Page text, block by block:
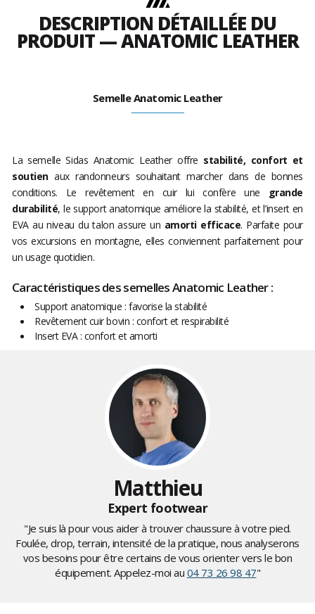
DESCRIPTION DÉTAILLÉE DU
PRODUIT — ANATOMIC LEATHER
Semelle Anatomic Leather
La semelle Sidas Anatomic Leather offre stabilité, confort et
soutienaux randonneurs souhaitant marcher dans de bonnes
conditions. Le revêtement en cuir lui confère une
grande
durabilité, le support anatomique améliore la stabilité, et l’insert en
EVA au niveau du talon assure un amorti efficace. Parfaite pour
vos excursions en montagne, elles conviennent parfaitement pour
un usage quotidien.
Caractéristiques des semelles Anatomic Leather :
Support anatomique : favorise la stabilité
Revêtement cuir bovin : confort et respirabilité
Insert EVA : confort et amorti
Matthieu
Expert footwear
"Je suis là pour vous aider à trouver chaussure à votre pied.
Foulée, drop, terrain, intensité de la pratique, nous analyserons
vos besoins pour être certains de vous orienter vers le bon
équipement. Appelez-moi au 04 73 26 98 47"